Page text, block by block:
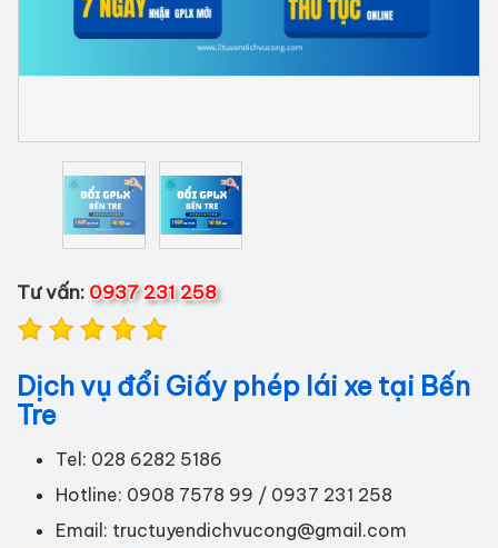
Tư vấn: 0937 231 258
Dịch vụ đổi Giấy phép lái xe tại Bến
Tre
Tel: 028 6282 5186
Hotline: 0908 7578 99 / 0937 231 258
Email: tructuyendichvucong@gmail.com